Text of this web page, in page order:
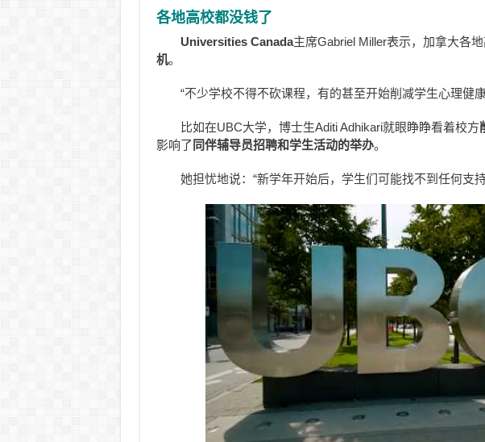
各地高校都没钱了
Universities Canada主席Gabriel Miller表示，加拿大各
机。
“不少学校不得不砍课程，有的甚至开始削减学生心理健康
比如在UBC大学，博士生Aditi Adhikari就眼睁睁看着校方
影响了 同伴辅导员招聘和学生活动的举办。
她担忧地说：“新学年开始后，学生们可能找不到任何支